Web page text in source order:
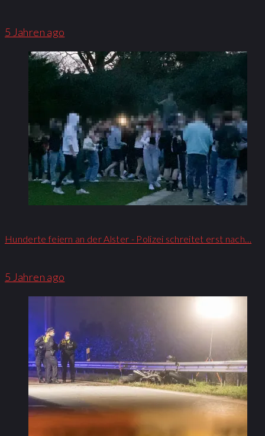
5 Jahren ago
Hunderte feiern an der Alster - Polizei schreitet erst nach…
5 Jahren ago